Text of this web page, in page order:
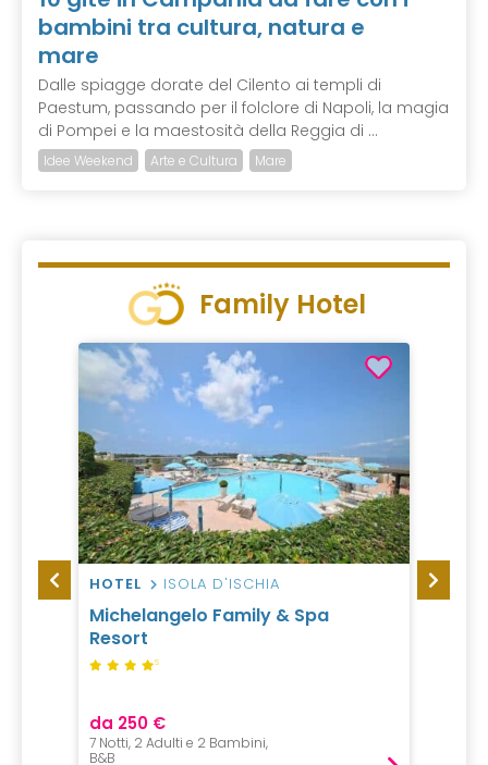
bambini tra cultura, natura e
mare
Dalle spiagge dorate del Cilento ai templi di
Paestum, passando per il folclore di Napoli, la magia
di Pompei e la maestosità della Reggia di ...
Idee Weekend Arte e Cultura Mare
Family Hotel
HOTEL ISOLA D'ISCHIA
Michelangelo Family & Spa
Resort
S
da 250 €
7 Notti, 2 Adulti e 2 Bambini,
B&B